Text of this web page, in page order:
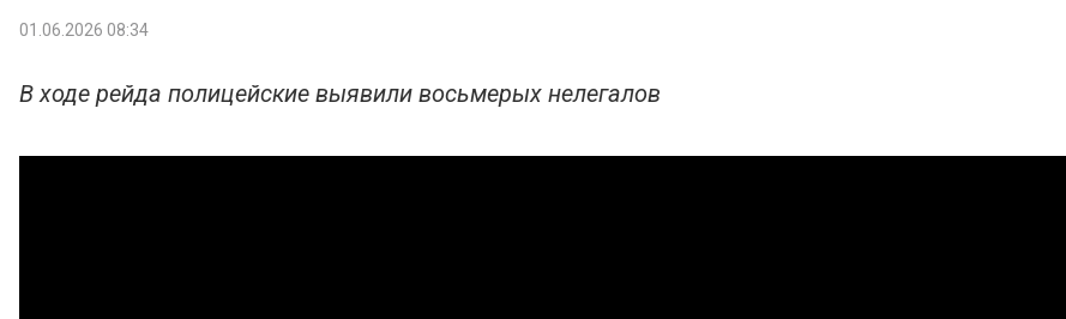
01.06.2026 08:34
В ходе рейда полицейские выявили восьмерых нелегалов